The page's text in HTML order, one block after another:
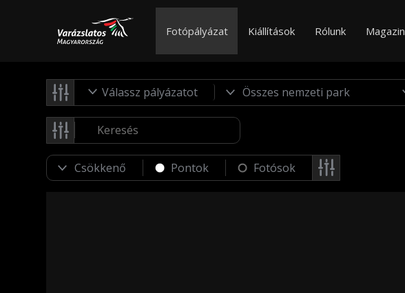
Fotópályázat Kiállítások Rólunk Magazin
Válassz pályázatot
Pontok Fotósok